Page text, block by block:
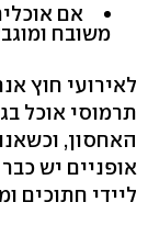
אם
משובח
לאירועי חוץ
תרמוסי אוכל
האחסון,
אופניים יש
ליידי חתוכים